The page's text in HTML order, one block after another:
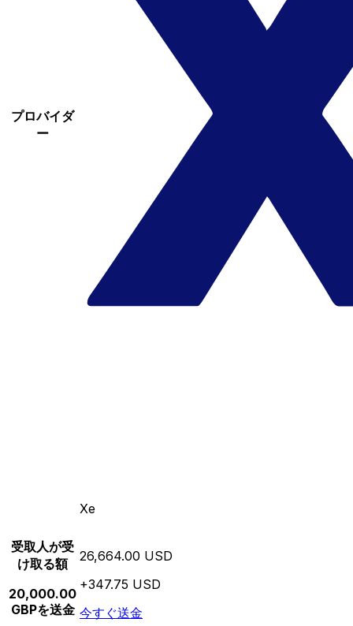
プロバイダ
ー
Xe
受取人が受
け取る額
20,000.00
GBPを送金
26,664.00 USD
+347.75 USD
今すぐ送金